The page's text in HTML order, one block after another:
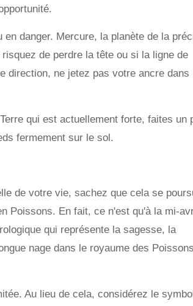
danger. Mercure, la planète de la
de perdre la tête ou si la ligne de
direction, ne jetez pas votre ancre dans
qui est actuellement forte, faites un
fermement sur le sol.
de votre vie, sachez que cela se
Poissons. En fait, ce n'est qu'à la mi-
qui représente la sagesse, la
nage dans le royaume des
Au lieu de cela, considérez le